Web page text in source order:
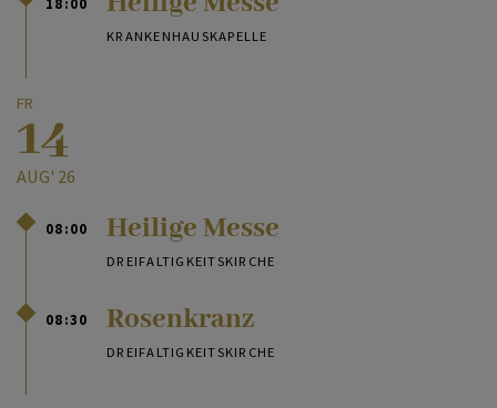
18:00
KRANKENHAUSKAPELLE
FR
14
AUG' 26
08:00 Heilige Messe
DREIFALTIGKEITSKIRCHE
08:30 Rosenkranz
DREIFALTIGKEITSKIRCHE